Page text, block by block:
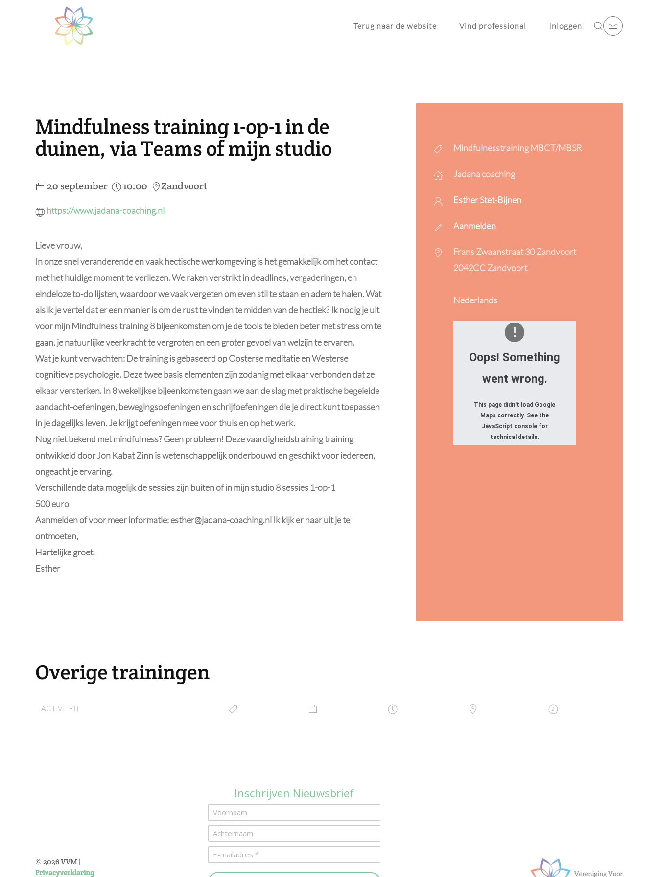
Skip to main content Terug naar de website Vind professional Inloggen
Mindfulness training 1-op-1 in de
duinen, via Teams of mijn studio
20 september 10:00 Zandvoort
https://www.jadana-coaching.nl
Lieve vrouw,
In onze snel veranderende en vaak hectische werkomgeving is het gemakkelijk om het contact
met het huidige moment te verliezen. We raken verstrikt in deadlines, vergaderingen, en
eindeloze to-do lijsten, waardoor we vaak vergeten om even stil te staan en adem te halen. Wat
als ik je vertel dat er een manier is om de rust te vinden te midden van de hectiek? Ik nodig je uit
voor mijn Mindfulness training 8 bijeenkomsten om je de tools te bieden beter met stress om te
gaan, je natuurlijke veerkracht te vergroten en een groter gevoel van welzijn te ervaren.
Wat je kunt verwachten: De training is gebaseerd op Oosterse meditatie en Westerse
cognitieve psychologie. Deze twee basis elementen zijn zodanig met elkaar verbonden dat ze
elkaar versterken. In 8 wekelijkse bijeenkomsten gaan we aan de slag met praktische begeleide
aandacht-oefeningen, bewegingsoefeningen en schrijfoefeningen die je direct kunt toepassen
in je dagelijks leven. Je krijgt oefeningen mee voor thuis en op het werk.
Nog niet bekend met mindfulness? Geen probleem! Deze vaardigheidstraining training
ontwikkeld door Jon Kabat Zinn is wetenschappelijk onderbouwd en geschikt voor iedereen,
ongeacht je ervaring.
Verschillende data mogelijk de sessies zijn buiten of in mijn studio 8 sessies 1-op-1
500 euro
Aanmelden of voor meer informatie:esther@jadana-coaching.nl Ik kijk er naar uit je te
ontmoeten,
Hartelijke groet,
Esther
Mindfulnesstraining MBCT/MBSR
Jadana coaching
Esther Stet-Bijnen
Aanmelden
Frans Zwaanstraat 30 Zandvoort
2042CC Zandvoort
Nederlands
Oops! Something
went wrong.
This page didn't load Google
Maps correctly. See the
JavaScript console for
technical details.
Overige trainingen
ACTIVITEIT
© 2026VVM |
Privacyverklaring
Inschrijven Nieuwsbrief